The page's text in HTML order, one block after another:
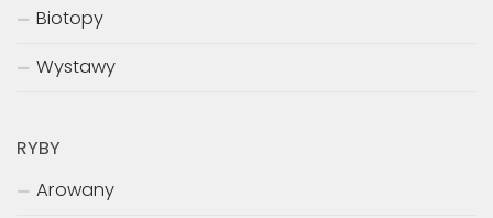
Biotopy
Wystawy
RYBY
Arowany